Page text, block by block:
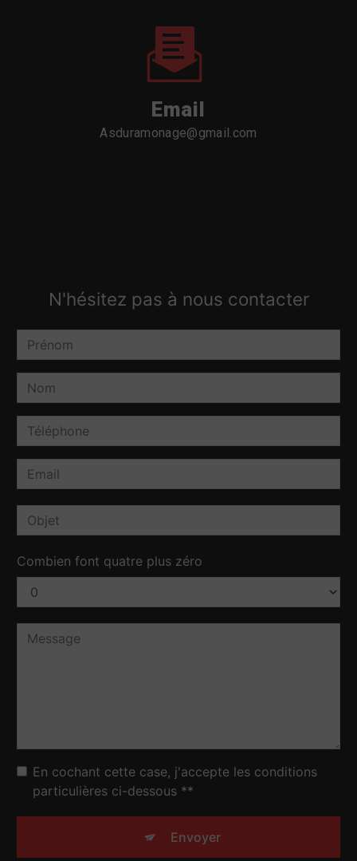
Email
asduramonage@gmail.com
N'hésitez pas à nous contacter
Combien font quatre plus zéro
En cochant cette case, j'accepte les conditions
particulières ci-dessous **
Envoyer